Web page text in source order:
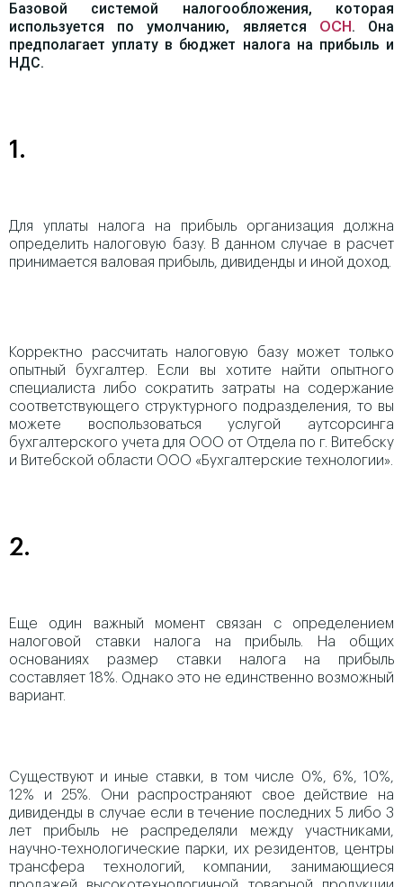
Базовой системой налогообложения, которая
используется по умолчанию, является
ОСН . Она
предполагает уплату в бюджет налога на прибыль и
НДС.
1.
Для уплаты налога на прибыль организация должна
определить налоговую базу. В данном случае в расчет
принимается валовая прибыль, дивиденды и иной доход.
Корректно рассчитать налоговую базу может только
опытный бухгалтер. Если вы хотите найти опытного
специалиста либо сократить затраты на содержание
соответствующего структурного подразделения, то вы
можете воспользоваться услугой аутсорсинга
бухгалтерского учета для ООО от Отдела по г. Витебску
и Витебской области ООО «Бухгалтерские технологии».
2.
Еще один важный момент связан с определением
налоговой ставки налога на прибыль. На общих
основаниях размер ставки налога на прибыль
составляет 18%. Однако это не единственно возможный
вариант.
Существуют и иные ставки, в том числе 0%, 6%, 10%,
12% и 25%. Они распространяют свое действие на
дивиденды в случае если в течение последних 5 либо 3
лет прибыль не распределяли между участниками,
научно-технологические парки, их резидентов, центры
трансфера технологий, компании, занимающиеся